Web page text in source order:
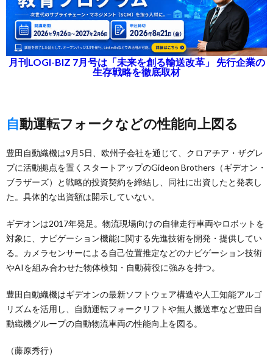
月刊LOGI-BIZ 7月号は「未来を創る輸送改革」 先行企業の
生存戦略を徹底取材
自動運転フォークなどの性能向上図る
豊田自動織機は9月5日、欧州子会社を通じて、クロアチア・ザグレ
ブに活動拠点を置くスタートアップのGideon Brothers（ギデオン・
ブラザーズ）と戦略的投資契約を締結し、同社に出資したと発表し
た。具体的な出資額は開示していない。
ギデオンは2017年発足。物流現場向けの自律走行車両やロボットを
対象に、ナビゲーション機能に関する先進技術を開発・提供してい
る。カメラセンサーによる自己位置推定などのナビゲーション技術
やAIを組み合わせた物体検知・自動荷役に強みを持つ。
豊田自動織機はギデオンの最新ソフトウェア構造や人工知能アルゴ
リズムを活用し、自動運転フォークリフトや無人搬送車など豊田自
動織機グループの自動物流車両の性能向上を図る。
（藤原秀行）